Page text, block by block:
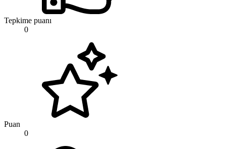
Tepkime puanı
0
Puan
0